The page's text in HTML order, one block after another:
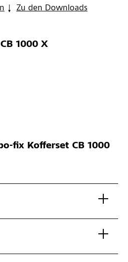
Zu den Downloads
1000 X
fix Kofferset CB 1000